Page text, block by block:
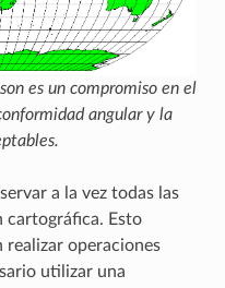
es un compromiso en el
angular y la
a la vez todas las
cartográfica. Esto
realizar operaciones
utilizar una